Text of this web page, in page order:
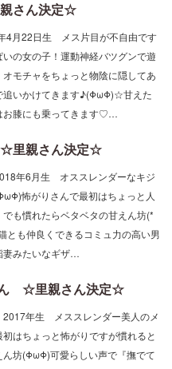
さん決定☆
月22日生 メス片目が不自由です
の女の子！運動神経バツグンで遊
モチャをちょっと物陰に隠してあ
追いかけてきます♪(ΦωΦ)☆甘えた
お膝にも乗ってきます♡…
☆里親さん決定☆
年6月生 オススレンダーなキジ
怖がりさんで最初はちょっと人
も慣れたらベタベタの甘えん坊(*
とも仲良くできるコミュ力の高い男
妻みたいなギザ…
☆里親さん決定☆
年生 メススレンダー美人のメ
はちょっと怖がりですが慣れると
ん坊(ΦωΦ)可愛らしい声で『撫でて